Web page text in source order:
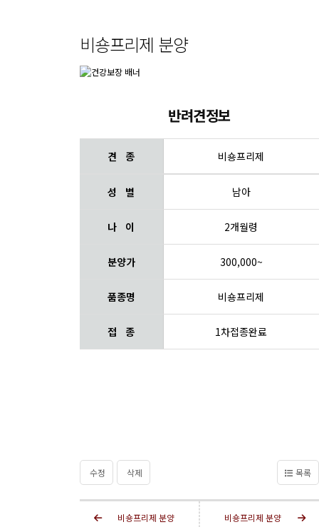
비숑프리제 분양
반려견정보
견 종 비숑프리제
성 별 남아
나 이 2개월령
분양가 300,000~
품종명 비숑프리제
접 종 1차접종완료
수정 삭제 목록
비숑프리제 분양 비숑프리제 분양